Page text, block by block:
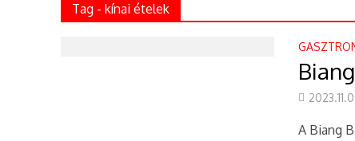
Sport,
Január 24-től
Időtlen
Kína az új
Tag - kínai ételek
A Biang